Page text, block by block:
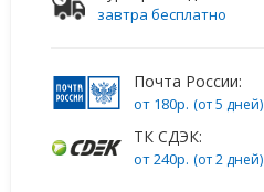
завтра бесплатно
Почта России:
от 180р. (от 5 дней)
ТК СДЭК:
от 240р. (от 2 дней)